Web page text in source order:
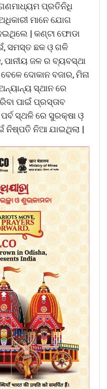
ପ୍ରତିନିଧି
ମାନେ ଯୋଗ
| କଣ୍ଟା ଫୋଡା
ସମସ୍ତ ଛକ ଓ଼ ଗଳି
ଜଳ ର ବ୍ୟବସ୍ଥା
ଦୋକାନ ବଜାର, ମିନା
ସ୍ଥାନ ରେ
ପାଇଁ ପ୍ରସ୍ତାବ
ସ୍ଥଳି ରେ ସୁରକ୍ଷା ଓ଼
ନିଷ୍ପତି ନିଆ ଯାଇଥିଲା |